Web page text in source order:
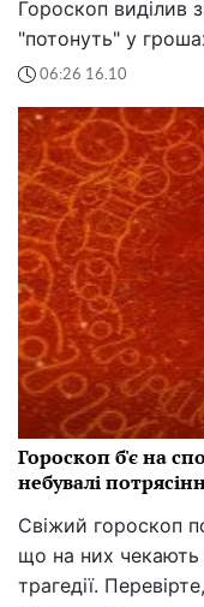
Гороскоп виділив
"потонуть" у
06:26 16.10
Гороскоп б'є на
небувалі
Свіжий гороскоп
що на них чекають
трагедії.